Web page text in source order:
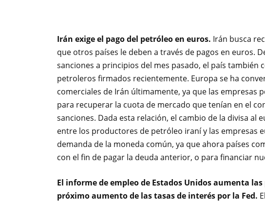
Irán exige el pago del petróleo en euros. Irán busca
que otros países le deben a través de pagos en euros.
sanciones a principios del mes pasado, el país
petroleros firmados recientemente. Europa se ha
comerciales de Irán últimamente, ya que las empresas
para recuperar la cuota de mercado que tenían en el
sanciones. Dada esta relación, el cambio de la divisa al
entre los productores de petróleo iraní y las empresas
demanda de la moneda común, ya que ahora países
con el fin de pagar la deuda anterior, o para financiar
El informe de empleo de Estados Unidos aumenta
próximo aumento de las tasas de interés por la Fed.